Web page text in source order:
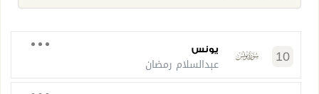
10 يونس
عبدالسلام رمضان